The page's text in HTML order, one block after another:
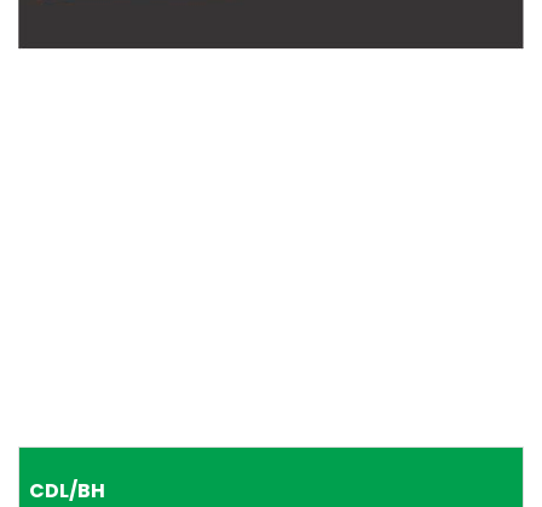
CDL/BH